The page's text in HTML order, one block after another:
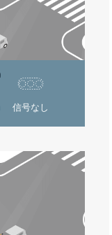
信号なし